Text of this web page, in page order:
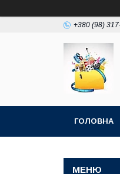
+380 (98)
ГОЛОВНА